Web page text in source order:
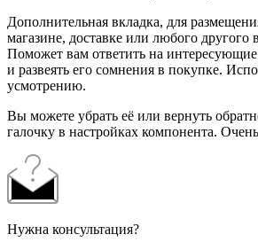
Дополнительная вкладка, для
магазине, доставке или любого другого
Поможет вам ответить на
и развеять его сомнения в покупке.
усмотрению.
Вы можете убрать её или вернуть
галочку в настройках компонента.
Нужна консультация?